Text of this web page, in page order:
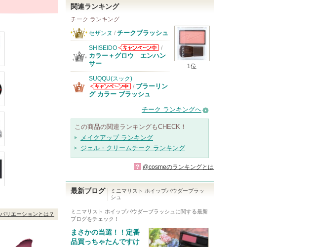
バリエーションとは？
関連ランキング
チーク ランキング
1位
セザンヌ / チークブラッシュ
SHISEIDO
SHISEIDOから
/
カラー＋グロウ エンハン
サー
SUQQU(スック)
SUQQU(スッ
ク)からのお知
/ ブラーリン
グ カラー ブラッシュ
チーク ランキングへ
この商品の関連ランキングもCHECK！
メイクアップ ランキング
ジェル・クリームチーク ランキング
? @cosmeのランキングとは
最新ブログ
ミニマリスト ホイップパウダーブラッ
シュ
ミニマリスト ホイップパウダーブラッシュ に関する最新
ブログをチェック！
まさかの当選！！定番
品買っちゃたんですけ